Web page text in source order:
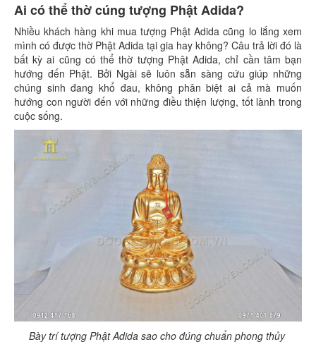
Ai có thể thờ cúng tượng Phật Adida?
Nhiều khách hàng khi mua tượng Phật Adida cũng lo lắng xem
mình có được thờ Phật Adida tại gia hay không? Câu trả lời đó là
bất kỳ ai cũng có thể thờ tượng Phật Adida, chỉ cần tâm bạn
hướng đến Phật. Bởi Ngài sẽ luôn sẵn sàng cứu giúp những
chúng sinh đang khổ đau, không phân biệt ai cả mà muốn
hướng con người đến với những điều thiện lượng, tốt lành trong
cuộc sống.
Bày trí tượng Phật Adida sao cho đúng chuẩn phong thủy